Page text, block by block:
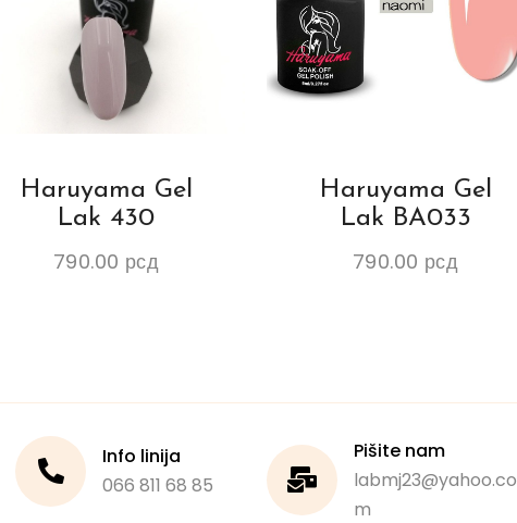
Haruyama Gel
Lak 430
790.00 рсд
Haruyama Gel
Lak BA033
790.00 рсд
Info linija
066 811 68 85
Pišite nam
labmj23@yahoo.co
m